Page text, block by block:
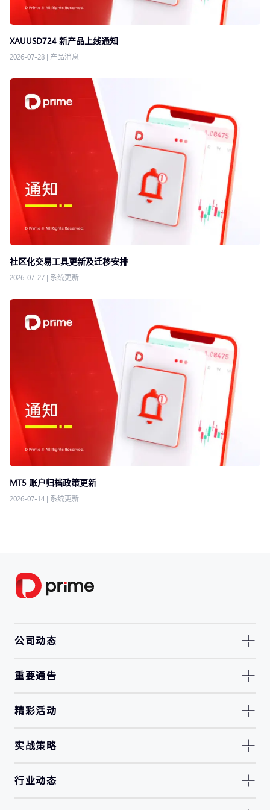
XAUUSD724 新产品上线通知
2026-07-28 | 产品消息
社区化交易工具更新及迁移安排
2026-07-27 | 系统更新
MT5 账户归档政策更新
2026-07-14 | 系统更新
公司动态
重要通告
精彩活动
实战策略
行业动态